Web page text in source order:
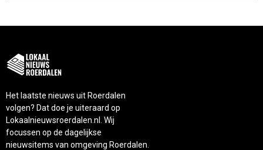
Het laatste nieuws uit Roerdalen
volgen? Dat doe je uiteraard op
Lokaalnieuwsroerdalen.nl. Wij
focussen op de dagelijkse
nieuwsitems van omgeving Roerdalen.